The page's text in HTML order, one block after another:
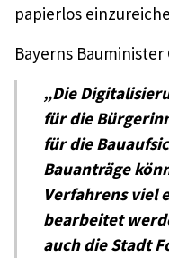
papierlos
Bayerns
„Die
für die
für die
Bauanträge
Verfahrens viel
bearbeitet
auch die Stadt